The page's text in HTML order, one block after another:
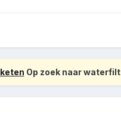
Op zoek naar